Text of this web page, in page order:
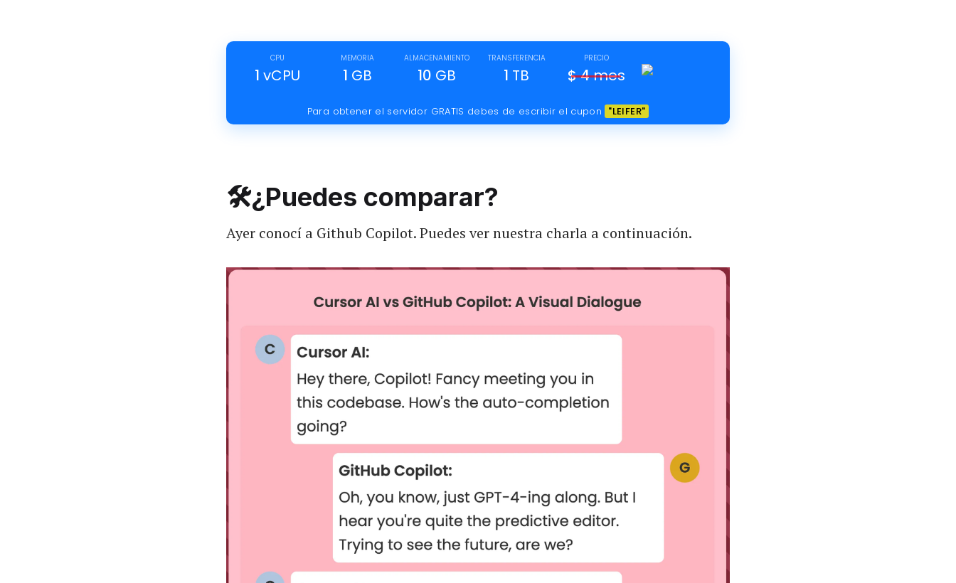
CPU
1 vCPU
MEMORIA
1 GB
ALMACENAMIENTO
10 GB
TRANSFERENCIA
1 TB
PRECIO
$4mes
Para obtener el servidor GRATIS debes de escribir el cupon "LEIFER"
🛠️¿Puedes comparar?
Ayer conocí a Github Copilot. Puedes ver nuestra charla a continuación.